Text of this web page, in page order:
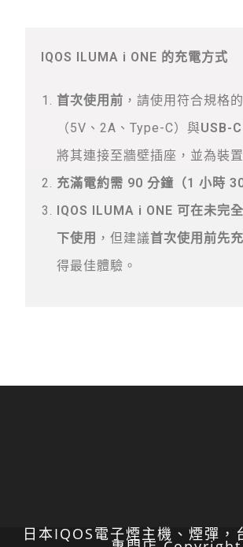
IQOS ILUMA i ONE 的充電方式
首次使用前 ，請使用符合規格的
（5V、2A、Type-C）與USB-
將其連接至牆壁插座，並為裝
充滿電約需 90 分鐘（1 小時 30
IQOS ILUMA i ONE 可在未完
下使用 ，但建議首次使用前先
得最佳體驗。
日本IQOS電子煙主機、煙彈，